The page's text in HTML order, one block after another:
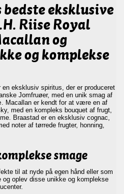
bedste eksklusive
Riise Royal
og
og komplekse
eksklusiv spiritus, der er produceret
Jomfruøer, med en unik smag af
Macallan er kendt for at være en af
med en kompleks bouquet af frugt,
Braastad er en eksklusiv cognac,
noter af tørrede frugter, honning,
smage
til at nyde på egen hånd eller som
oplev disse unikke og komplekse